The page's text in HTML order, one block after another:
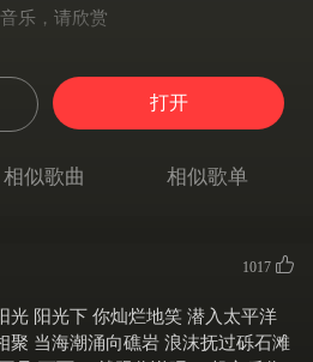
乐，请欣赏
打开
相似歌曲 相似歌单
1017
光 阳光下 你灿烂地笑 潜入太平洋
聚 当海潮涌向礁岩 浪沫抚过砾石滩